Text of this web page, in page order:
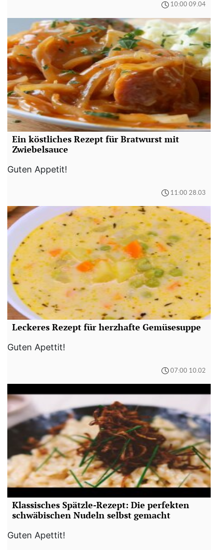
10:00 09.04
Ein köstliches Rezept für Bratwurst mit
Zwiebelsauce
Guten Appetit!
11:00 28.03
Leckeres Rezept für herzhafte Gemüsesuppe
Guten Apettit!
07:00 10.02
Klassisches Spätzle-Rezept: Die perfekten
schwäbischen Nudeln selbst gemacht
Guten Apettit!